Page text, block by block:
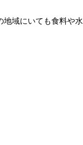
地域にいても食料や水